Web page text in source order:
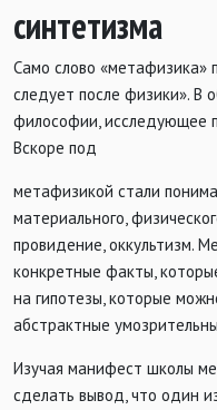
синтетизма
Само слово «метафизика»
следует после физики». В
философии, исследующее
Вскоре под
метафизикой стали
материального,
провидение, оккультизм.
конкретные факты,
на гипотезы, которые
абстрактные
Изучая манифест школы
сделать вывод, что один